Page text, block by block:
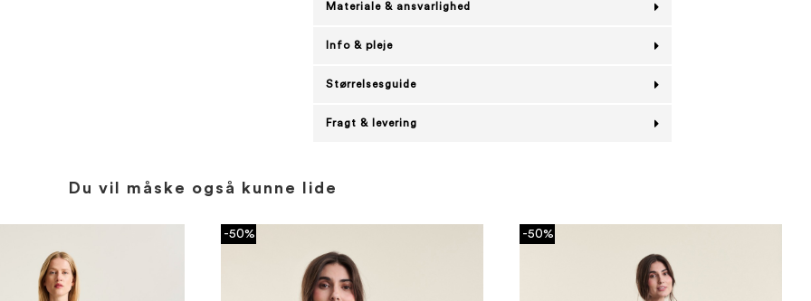
Materiale & ansvarlighed
Info & pleje
Størrelsesguide
Fragt & levering
Du vil måske også kunne lide
-50% -50%